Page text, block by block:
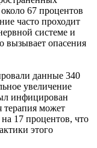
67 процентов
часто проходит
системе и
вызывает опасения
данные 340
увеличение
инфицирован
терапия может
17 процентов, что
этого